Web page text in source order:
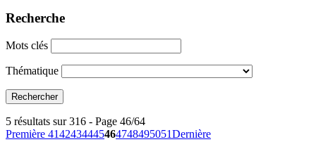
Recherche
Mots clés
Thématique
5 résultats sur 316 - Page 46/64
Première 4142434445464748495051Dernière